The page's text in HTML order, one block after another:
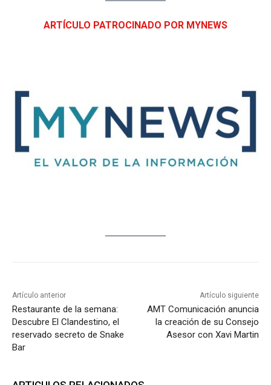
ARTÍCULO PATROCINADO POR MYNEWS
Artículo anterior
Restaurante de la semana:
Descubre El Clandestino, el
reservado secreto de Snake
Bar
Artículo siguiente
AMT Comunicación anuncia
la creación de su Consejo
Asesor con Xavi Martin